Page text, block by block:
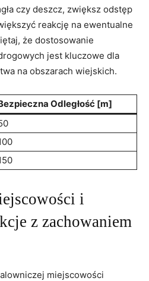
czy deszcz, ⁢zwiększ ⁤odstęp​
reakcję na‍ ewentualne
że dostosowanie
jest kluczowe ‌dla
na obszarach wiejskich.
Odległość [m]
i
z ‍zachowaniem
‌miejscowości